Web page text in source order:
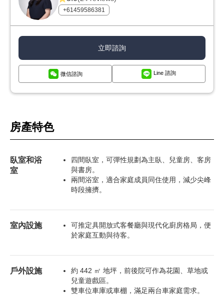
+61459586381
立即諮詢
微信諮詢 Line 諮詢
房產特色
臥室和浴
室
四間臥室，可彈性規劃為主臥、兒童房、客房
與書房。
兩間浴室，適合家庭成員同住使用，減少尖峰
時段擁擠。
室內設施
可推定具開放式客餐廳與現代化廚房格局，便
於家庭互動與待客。
戶外設施
約 442 ㎡ 地坪，前後院可作為花園、草地或
兒童遊戲區。
雙車位車庫或車棚，滿足兩台車家庭需求。